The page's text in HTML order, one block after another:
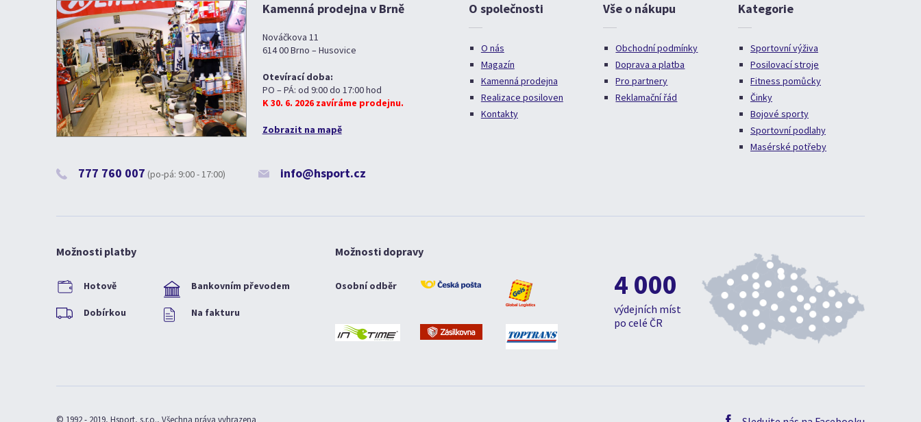
Kamenná prodejna v Brně
Nováčkova 11
614 00 Brno – Husovice
Otevírací doba:
PO – PÁ: od 9:00 do 17:00 hod
K 30. 6. 2026 zavíráme prodejnu.
Zobrazit na mapě
777 760 007 (po-pá: 9:00 - 17:00) info@hsport.cz
O společnosti
O nás
Magazín
Kamenná prodejna
Realizace posiloven
Kontakty
Vše o nákupu
Obchodní podmínky
Doprava a platba
Pro partnery
Reklamační řád
Kategorie
Sportovní výživa
Posilovací stroje
Fitness pomůcky
Činky
Bojové sporty
Sportovní podlahy
Masérské potřeby
Možnosti platby
Hotově Bankovním převodem
Dobírkou Na fakturu
Možnosti dopravy
Osobní odběr 4 000
výdejních míst
po celé ČR
© 1992 - 2019, Hsport, s.r.o., Všechna práva vyhrazena